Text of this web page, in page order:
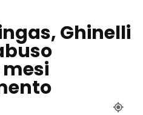
Ghinelli
mesi